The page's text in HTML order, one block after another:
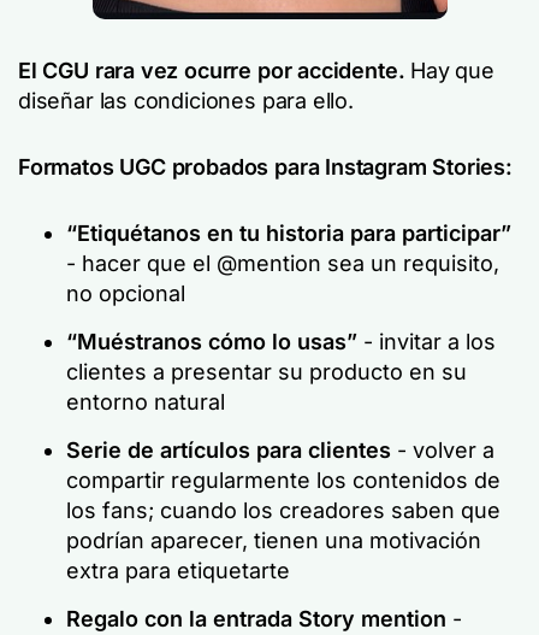
El CGU rara vez ocurre por accidente. Hay que
diseñar las condiciones para ello.
Formatos UGC probados para Instagram Stories:
“Etiquétanos en tu historia para participar”
- hacer que el @mention sea un requisito,
no opcional
“Muéstranos cómo lo usas” - invitar a los
clientes a presentar su producto en su
entorno natural
Serie de artículos para clientes - volver a
compartir regularmente los contenidos de
los fans; cuando los creadores saben que
podrían aparecer, tienen una motivación
extra para etiquetarte
Regalo con la entrada Story mention -